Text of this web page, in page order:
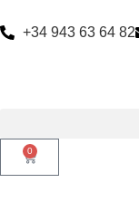
+34 943 63 64 82
0